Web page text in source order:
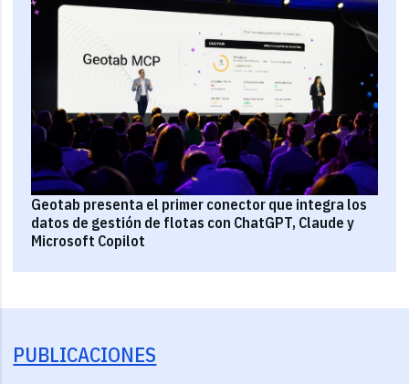
Geotab presenta el primer conector que integra los
datos de gestión de flotas con ChatGPT, Claude y
Microsoft Copilot
PUBLICACIONES